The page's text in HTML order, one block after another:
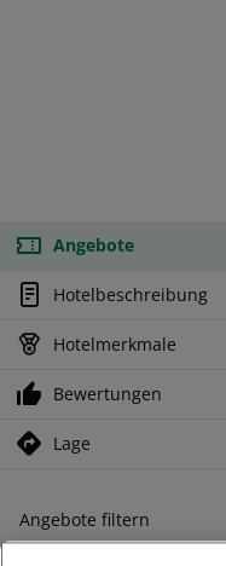
Angebote
Hotelbeschreibung
Hotelmerkmale
Bewertungen
Lage
Angebote filtern
Ändern Sie Ihre